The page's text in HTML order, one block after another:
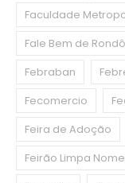
Faculdade
Fale Bem de
Febraban
Fecomercio
Feira de Adoção
Feirão Limpa Nome